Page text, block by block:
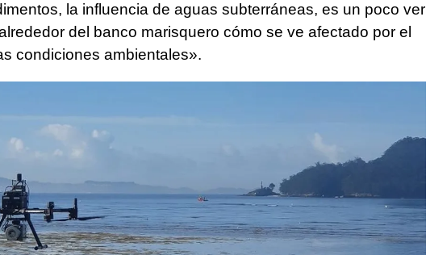
la influencia de aguas subterráneas, es un poco ver
del banco marisquero cómo se ve afectado por el
condiciones ambientales».